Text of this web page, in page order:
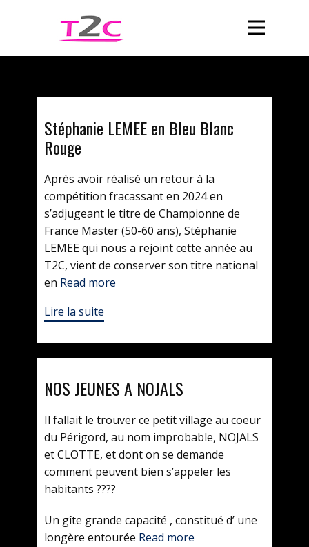
Stéphanie LEMEE en Bleu Blanc
Rouge
Après avoir réalisé un retour à la
compétition fracassant en 2024 en
s’adjugeant le titre de Championne de
France Master (50-60 ans), Stéphanie
LEMEE qui nous a rejoint cette année au
T2C, vient de conserver son titre national
en Read more
Lire la suite
NOS JEUNES A NOJALS
Il fallait le trouver ce petit village au coeur
du Périgord, au nom improbable, NOJALS
et CLOTTE, et dont on se demande
comment peuvent bien s’appeler les
habitants ????
Un gîte grande capacité , constitué d’ une
longère entourée Read more